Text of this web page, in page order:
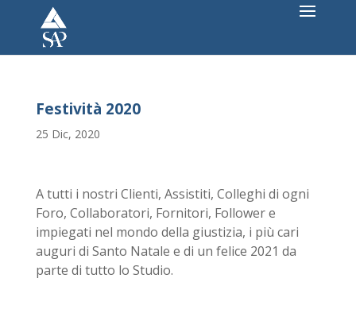
Festività 2020
25 Dic, 2020
A tutti i nostri Clienti, Assistiti, Colleghi di ogni
Foro, Collaboratori, Fornitori, Follower e
impiegati nel mondo della giustizia, i più cari
auguri di Santo Natale e di un felice 2021 da
parte di tutto lo Studio.